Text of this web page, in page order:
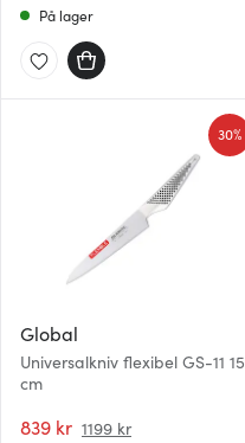
På lager
Global
Universalkniv flexibel GS-11 15
cm
839 kr 1199 kr
30%